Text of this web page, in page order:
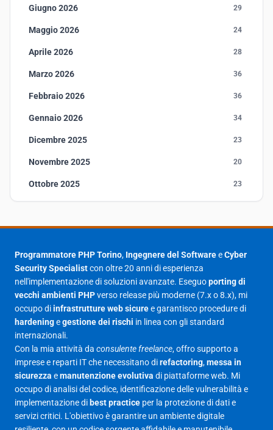
Giugno 2026 29
Maggio 2026 24
Aprile 2026 28
Marzo 2026 36
Febbraio 2026 36
Gennaio 2026 34
Dicembre 2025 23
Novembre 2025 20
Ottobre 2025 23
Agosto 2025 1
23
Giugno 2025
Maggio 2025 27
Aprile 2025
Marzo 2025
Febbraio 2025 17
Gennaio 2025
Giugno 2023
Maggio 2023
Programmatore PHP Torino, Ingegnere del SoftwareeCyber
Security Specialistcon oltre 20 anni di esperienza
nell'implementazione di soluzioni avanzate. Eseguoporting di
vecchi ambienti PHPverso release più moderne (7.x o 8.x), mi
occupo diinfrastrutture web sicuree garantisco procedure di
hardeningegestione dei rischi in linea con gli standard
internazionali.
Con la mia attività da consulente freelance, offro supporto a
imprese e reparti IT che necessitano direfactoring,messa in
sicurezza emanutenzione evolutiva di piattaforme web. Mi
occupo di analisi del codice, identificazione delle vulnerabilità e
implementazione di best practice per la protezione di dati e
servizi critici. L'obiettivo è garantire un ambiente digitale